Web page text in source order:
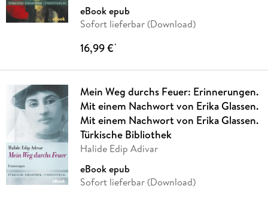
eBook epub
Sofort lieferbar (Download)
16,99 €*
Mein Weg durchs Feuer: Erinnerungen.
Mit einem Nachwort von Erika Glassen.
Mit einem Nachwort von Erika Glassen.
Türkische Bibliothek
Halide Edip Adivar
eBook epub
Sofort lieferbar (Download)